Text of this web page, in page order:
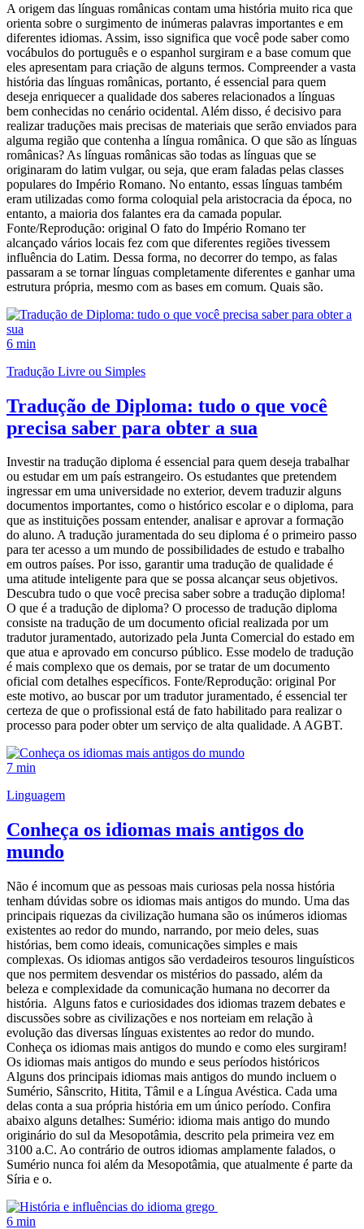
A origem das línguas românicas contam uma história muito rica que
orienta sobre o surgimento de inúmeras palavras importantes e em
diferentes idiomas. Assim, isso significa que você pode saber como
vocábulos do português e o espanhol surgiram e a base comum que
eles apresentam para criação de alguns termos. Compreender a vasta
história das línguas românicas, portanto, é essencial para quem
deseja enriquecer a qualidade dos saberes relacionados a línguas
bem conhecidas no cenário ocidental. Além disso, é decisivo para
realizar traduções mais precisas de materiais que serão enviados para
alguma região que contenha a língua românica. O que são as línguas
românicas? As línguas românicas são todas as línguas que se
originaram do latim vulgar, ou seja, que eram faladas pelas classes
populares do Império Romano. No entanto, essas línguas também
eram utilizadas como forma coloquial pela aristocracia da época, no
entanto, a maioria dos falantes era da camada popular.
Fonte/Reprodução: original O fato do Império Romano ter
alcançado vários locais fez com que diferentes regiões tivessem
influência do Latim. Dessa forma, no decorrer do tempo, as falas
passaram a se tornar línguas completamente diferentes e ganhar uma
estrutura própria, mesmo com as bases em comum. Quais são.
6 min
Tradução Livre ou Simples
Tradução de Diploma: tudo o que você
precisa saber para obter a sua
Investir na tradução diploma é essencial para quem deseja trabalhar
ou estudar em um país estrangeiro. Os estudantes que pretendem
ingressar em uma universidade no exterior, devem traduzir alguns
documentos importantes, como o histórico escolar e o diploma, para
que as instituições possam entender, analisar e aprovar a formação
do aluno. A tradução juramentada do seu diploma é o primeiro passo
para ter acesso a um mundo de possibilidades de estudo e trabalho
em outros países. Por isso, garantir uma tradução de qualidade é
uma atitude inteligente para que se possa alcançar seus objetivos.
Descubra tudo o que você precisa saber sobre a tradução diploma!
O que é a tradução de diploma? O processo de tradução diploma
consiste na tradução de um documento oficial realizada por um
tradutor juramentado, autorizado pela Junta Comercial do estado em
que atua e aprovado em concurso público. Esse modelo de tradução
é mais complexo que os demais, por se tratar de um documento
oficial com detalhes específicos. Fonte/Reprodução: original Por
este motivo, ao buscar por um tradutor juramentado, é essencial ter
certeza de que o profissional está de fato habilitado para realizar o
processo para poder obter um serviço de alta qualidade. A AGBT.
7 min
Linguagem
Conheça os idiomas mais antigos do
mundo
Não é incomum que as pessoas mais curiosas pela nossa história
tenham dúvidas sobre os idiomas mais antigos do mundo. Uma das
principais riquezas da civilização humana são os inúmeros idiomas
existentes ao redor do mundo, narrando, por meio deles, suas
histórias, bem como ideais, comunicações simples e mais
complexas. Os idiomas antigos são verdadeiros tesouros linguísticos
que nos permitem desvendar os mistérios do passado, além da
beleza e complexidade da comunicação humana no decorrer da
história. Alguns fatos e curiosidades dos idiomas trazem debates e
discussões sobre as civilizações e nos norteiam em relação à
evolução das diversas línguas existentes ao redor do mundo.
Conheça os idiomas mais antigos do mundo e como eles surgiram!
Os idiomas mais antigos do mundo e seus períodos históricos
Alguns dos principais idiomas mais antigos do mundo incluem o
Sumério, Sânscrito, Hitita, Tâmil e a Língua Avéstica. Cada uma
delas conta a sua própria história em um único período. Confira
abaixo alguns detalhes: Sumério: idioma mais antigo do mundo
originário do sul da Mesopotâmia, descrito pela primeira vez em
3100 a.C. Ao contrário de outros idiomas amplamente falados, o
Sumério nunca foi além da Mesopotâmia, que atualmente é parte da
Síria e o.
6 min